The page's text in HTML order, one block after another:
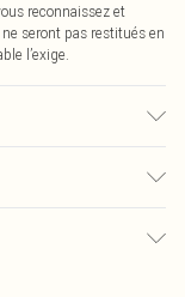
reconnaissez et
seront pas restitués en
l’exige.